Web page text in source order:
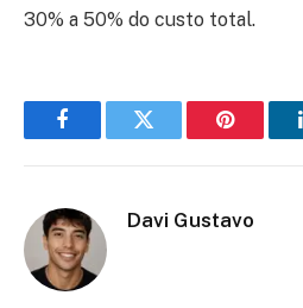
30% a 50% do custo total.
FacebookTwitter Pinterest
Davi Gustavo